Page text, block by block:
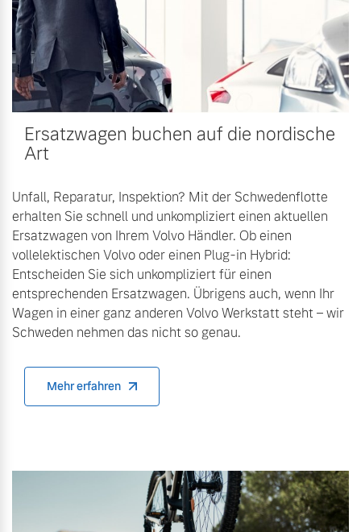
Sofort verfügbare Fahrzeuge
Volvo Selekt
Mehr erfahren
Editionsmodelle
Jetzt kennenlernen
Mehr erfahren
Frühjahrscheck
Mehr erfahren
Finanzierung & Leasing
Versicherung
Ersatzwagen buchen auf die nordische
Art
Unfall, Reparatur, Inspektion? Mit der Schwedenflotte
erhalten Sie schnell und unkompliziert einen aktuellen
Ersatzwagen von Ihrem Volvo Händler. Ob einen
vollelektischen Volvo oder einen Plug-in Hybrid:
Entscheiden Sie sich unkompliziert für einen
entsprechenden Ersatzwagen. Übrigens auch, wenn Ihr
Wagen in einer ganz anderen Volvo Werkstatt steht – wir
Schweden nehmen das nicht so genau.
Mehr erfahren